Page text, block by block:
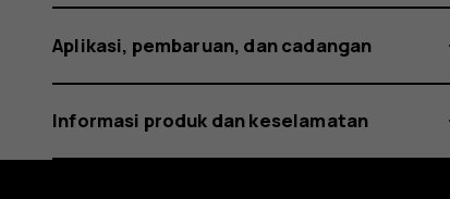
Aplikasi, pembaruan, dan cadangan
Informasi produk dan keselamatan